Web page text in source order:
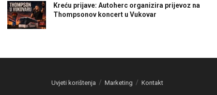
Kreću prijave: Autoherc organizira prijevoz na
Thompsonov koncert u Vukovar
Uvjeti korištenja Marketing Kontakt